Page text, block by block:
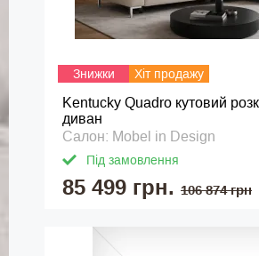
Знижки Хіт продажу
Kentucky Quadro кутовий
диван
Салон: Mobel in Design
Під замовлення
85 499 грн. 106 874 грн